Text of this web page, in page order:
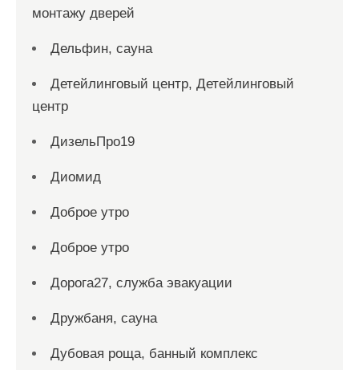
монтажу дверей
Дельфин, сауна
Детейлинговый центр, Детейлинговый
центр
ДизельПро19
Диомид
Доброе утро
Доброе утро
Дорога27, служба эвакуации
Дружбаня, сауна
Дубовая роща, банный комплекс